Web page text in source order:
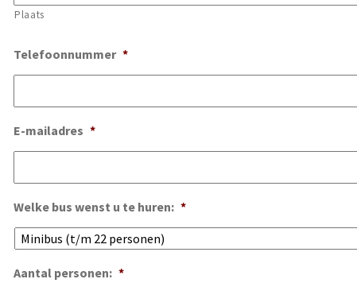
Plaats
Telefoonnummer *
E-mailadres *
Welke bus wenst u te huren: *
Aantal personen: *